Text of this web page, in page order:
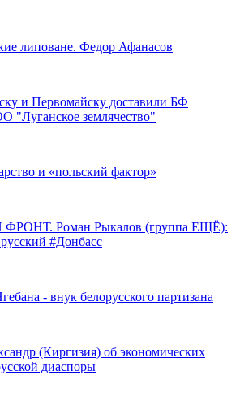
липоване. Федор Афанасов
и Первомайску доставили БФ
"Луганское землячество"
и «польский фактор»
Роман Рыкалов (группа ЕЩЁ):
#Донбасс
- внук белорусского партизана
(Киргизия) об экономических
диаспоры